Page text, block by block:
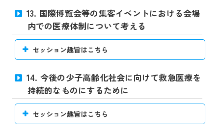
13. 国際博覧会等の集客イベントにおける会場
内での医療体制について考える
セッション趣旨はこちら
14. 今後の少子高齢化社会に向けて救急医療を
持続的なものにするために
セッション趣旨はこちら